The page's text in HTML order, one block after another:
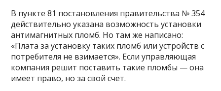
В пункте 81 постановления правительства № 354
действительно указана возможность установки
антимагнитных пломб. Но там же написано:
«Плата за установку таких пломб или устройств с
потребителя не взимается». Если управляющая
компания решит поставить такие пломбы — она
имеет право, но за свой счет.